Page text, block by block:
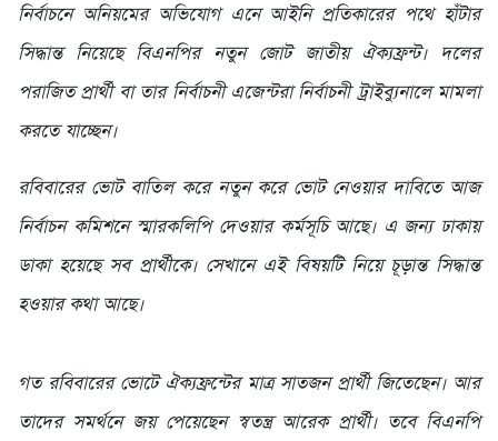
নির্বাচনে অনিয়মের অভিযোগ এনে আইনি প্রতিকারের পথে হাঁটার
সিদ্ধান্ত নিয়েছে বিএনপির নতুন জোট জাতীয় ঐক্যফ্রন্ট। দলের
পরাজিত প্রার্থী বা তার নির্বাচনী এজেন্টরা নির্বাচনী ট্রাইব্যুনালে মামলা
করতে যাচ্ছেন।
রবিবারের ভোট বাতিল করে নতুন করে ভোট নেওয়ার দাবিতে আজ
নির্বাচন কমিশনে স্মারকলিপি দেওয়ার কর্মসূচি আছে। এ জন্য ঢাকায়
ডাকা হয়েছে সব প্রার্থীকে। সেখানে এই বিষয়টি নিয়ে চূড়ান্ত সিদ্ধান্ত
হওয়ার কথা আছে।
গত রবিবারের ভোটে ঐক্যফ্রন্টের মাত্র সাতজন প্রার্থী জিতেছেন। আর
তাদের সমর্থনে জয় পেয়েছেন স্বতন্ত্র আরেক প্রার্থী। তবে বিএনপি